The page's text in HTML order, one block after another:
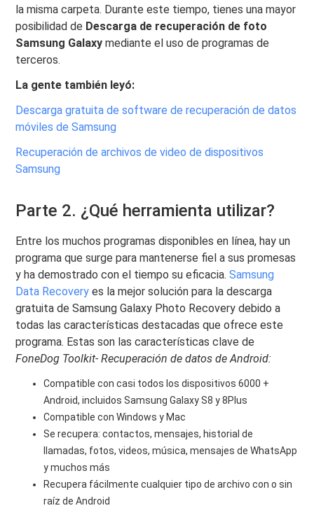
la misma carpeta. Durante este tiempo, tienes una mayor
posibilidad de Descarga de recuperación de foto
Samsung Galaxy mediante el uso de programas de
terceros.
La gente también leyó:
Descarga gratuita de software de recuperación de datos
móviles de Samsung
Recuperación de archivos de video de dispositivos
Samsung
Parte 2. ¿Qué herramienta utilizar?
Entre los muchos programas disponibles en línea, hay un
programa que surge para mantenerse fiel a sus promesas
y ha demostrado con el tiempo su eficacia.Samsung
Data Recovery es la mejor solución para la descarga
gratuita de Samsung Galaxy Photo Recovery debido a
todas las características destacadas que ofrece este
programa. Estas son las características clave de
FoneDog Toolkit- Recuperación de datos de Android:
Compatible con casi todos los dispositivos 6000 +
Android, incluidos Samsung Galaxy S8 y 8Plus
Compatible con Windows y Mac
Se recupera: contactos, mensajes, historial de
llamadas, fotos, videos, música, mensajes de WhatsApp
y muchos más
Recupera fácilmente cualquier tipo de archivo con o sin
raíz de Android